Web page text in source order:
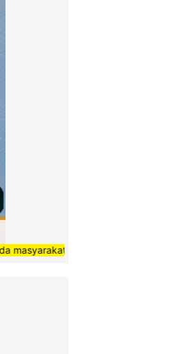
bisa bermanfaat, terimakasih”